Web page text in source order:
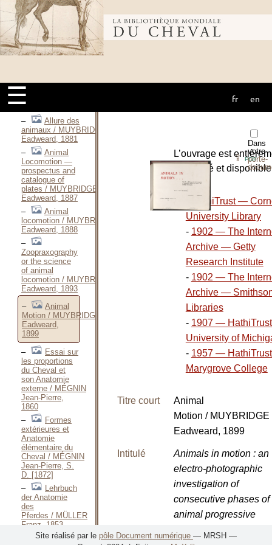
Bibliothèque
mondiale du
cheval
☰ fr en
des trotteurs en
course / MURAT
DE LESTANG
Valérie DE,
2013
Manuel
l’usage de
tous / MUSSOT
Allure des
animaux / MUYBRIDGE
Eadweard, 1881
Animal
Locomotion —
prospectus and
catalogue of
plates / MUYBRIDGE
Eadweard, 1887
Animal
locomotion / MUYBRIDGE
Eadweard, 1888
Zoopraxography
or the science
of animal
locomotion / MUYBRIDGE
Eadweard, 1893
Animal
Motion / MUYBRIDGE
Eadweard,
1899
Essai sur
les proportions
du Cheval et
son Anatomie
externe / MÉGNIN
Jean-Pierre,
1860
Formes
extérieures et
Anatomie
élémentaire du
Cheval / MÉGNIN
Jean-Pierre, S.
D. [1872]
Lehrbuch
der Anatomie
des
Pferdes / MÜLLER
Franz, 1853
Lehre
Dans
votre
porte-
⇪PDF
L’ouvrage est
numérisé et
le site :
HathiTrust —
University Library
- 1902 — The
Archive — Getty
Research Institute
- 1902 — The
Archive —
Libraries
- 1907 —
University of
- 1957 —
Marygrove College
Titre court
Animal
Motion / MUYBRIDGE
Eadweard, 1899
Intitulé
Animals in motion : an
electro-photographic
investigation of
consecutive phases of
animal progressive
Site réalisé par le pôle Document numérique — MRSH —